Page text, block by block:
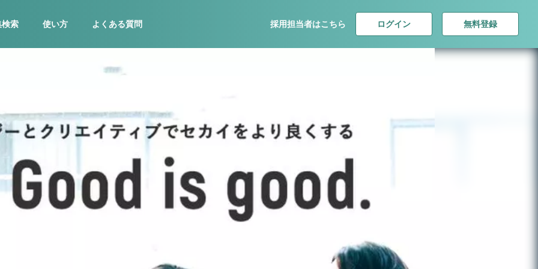
検索 使い方 よくある質問 採用担当者はこちら ログイン 無料登録